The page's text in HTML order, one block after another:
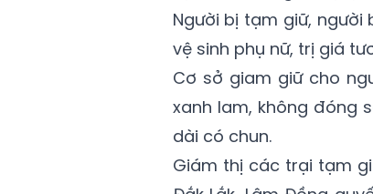
Người bị tạm giữ,
vệ sinh phụ nữ, trị giá
Cơ sở giam giữ cho
xanh lam, không đóng
dài có chun.
Giám thị các trại tạm